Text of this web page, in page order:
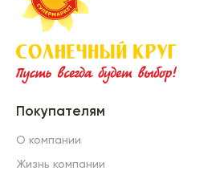
Покупателям
О компании
Жизнь компании